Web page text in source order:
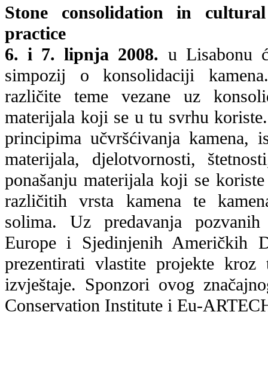
Stone consolidation in
practice
6. i 7. lipnja 2008. u Lisabonu
simpozij o konsolidaciji
različite teme vezane uz
materijala koji se u tu svrhu
principima učvršćivanja kamena,
materijala, djelotvornosti,
ponašanju materijala koji se
različitih vrsta kamena te
solima. Uz predavanja
Europe i Sjedinjenih Američkih
prezentirati vlastite projekte kroz
izvještaje. Sponzori ovog
Conservation Institute i Eu-